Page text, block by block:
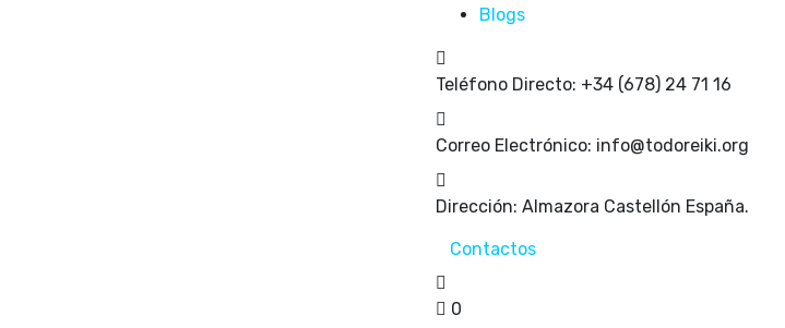
Blogs
Teléfono Directo: +34 (678) 24 71 16
Correo Electrónico: info@todoreiki.org
Dirección: Almazora Castellón España.
Contactos
0